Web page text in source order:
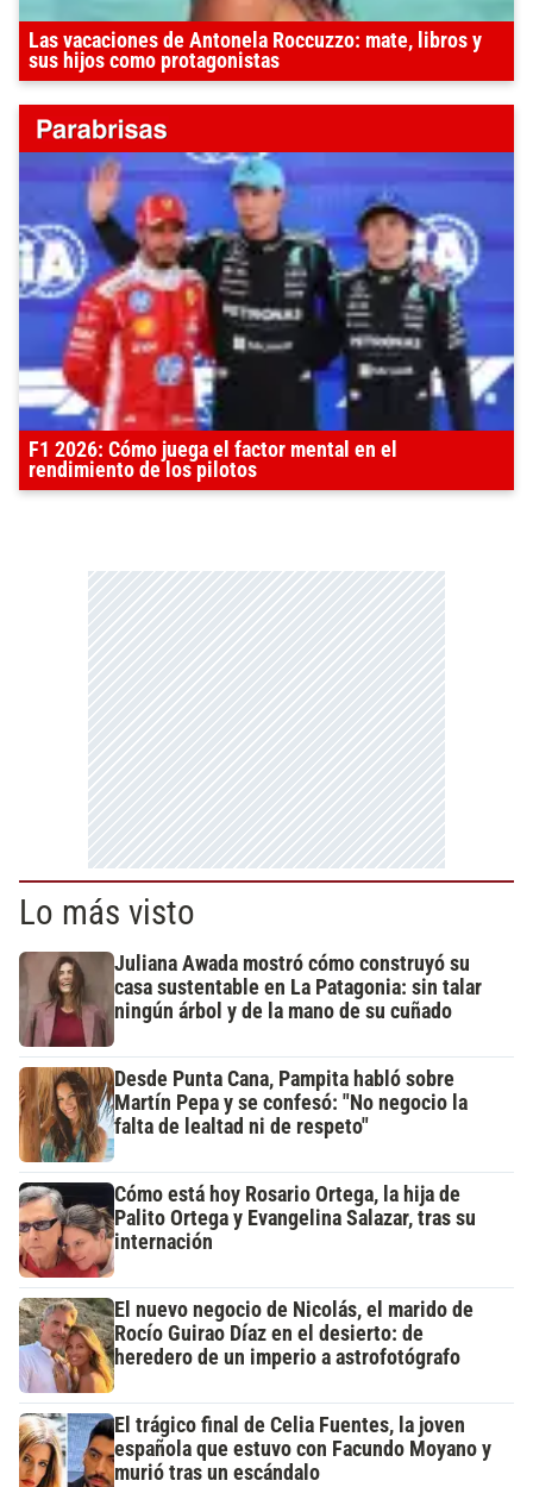
Las vacaciones de Antonela Roccuzzo: mate, libros y
sus hijos como protagonistas
F1 2026: Cómo juega el factor mental en el
rendimiento de los pilotos
Lo más visto
Juliana Awada mostró cómo construyó su
casa sustentable en La Patagonia: sin talar
ningún árbol y de la mano de su cuñado
Desde Punta Cana, Pampita habló sobre
Martín Pepa y se confesó: "No negocio la
falta de lealtad ni de respeto"
Cómo está hoy Rosario Ortega, la hija de
Palito Ortega y Evangelina Salazar, tras su
internación
El nuevo negocio de Nicolás, el marido de
Rocío Guirao Díaz en el desierto: de
heredero de un imperio a astrofotógrafo
El trágico final de Celia Fuentes, la joven
española que estuvo con Facundo Moyano y
murió tras un escándalo